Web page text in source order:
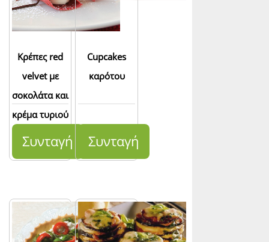
Κρέπες red
velvet με
σοκολάτα και
κρέμα τυριού
Συνταγή
Cupcakes
καρότου
Συνταγή